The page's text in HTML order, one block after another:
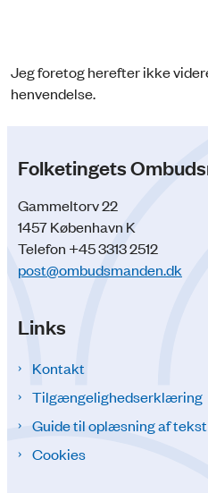
Jeg foretog herefter ikke
henvendelse.
Folketingets
Gammeltorv 22
1457 København K
Telefon +45 3313 2512
post@ombudsmanden.dk
Links
Kontakt
Tilgængelighedserklæring
Guide til oplæsning af tekst
Cookies